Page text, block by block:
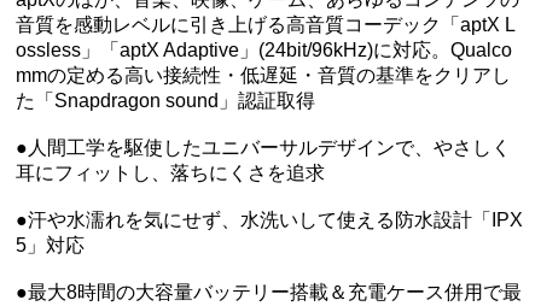
音質を感動レベルに引き上げる高音質コーデック「aptX L
ossless」「aptX Adaptive」(24bit/96kHz)に対応。Qualco
mmの定める高い接続性・低遅延・音質の基準をクリアし
た「Snapdragon sound」認証取得
●人間工学を駆使したユニバーサルデザインで、やさしく
耳にフィットし、落ちにくさを追求
●汗や水濡れを気にせず、水洗いして使える防水設計「IPX
5」対応
●最大8時間の大容量バッテリー搭載＆充電ケース併用で最